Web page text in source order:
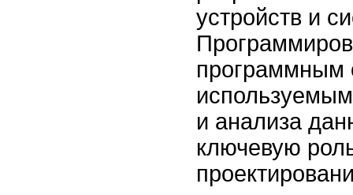
устройств и
программным
и анализа
ключевую